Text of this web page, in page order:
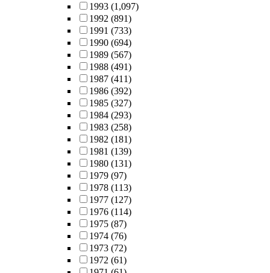
1993 (1,097)
1992 (891)
1991 (733)
1990 (694)
1989 (567)
1988 (491)
1987 (411)
1986 (392)
1985 (327)
1984 (293)
1983 (258)
1982 (181)
1981 (139)
1980 (131)
1979 (97)
1978 (113)
1977 (127)
1976 (114)
1975 (87)
1974 (76)
1973 (72)
1972 (61)